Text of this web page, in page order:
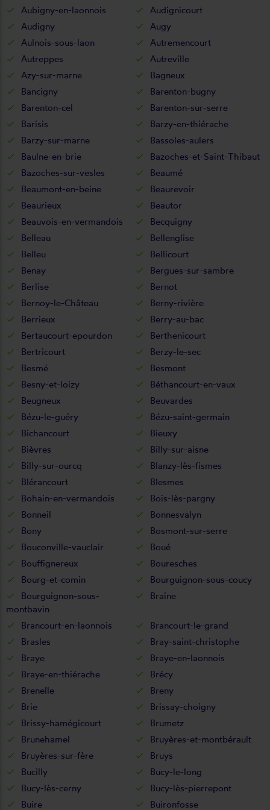
Aubigny-en-laonnois
Audignicourt
Audigny
Augy
Aulnois-sous-laon
Autremencourt
Autreppes
Autreville
Azy-sur-marne
Bagneux
Bancigny
Barenton-bugny
Barenton-cel
Barenton-sur-serre
Barisis
Barzy-en-thiérache
Barzy-sur-marne
Bassoles-aulers
Baulne-en-brie
Bazoches-et-Saint-Thibaut
Bazoches-sur-vesles
Beaumé
Beaumont-en-beine
Beaurevoir
Beaurieux
Beautor
Beauvois-en-vermandois
Becquigny
Belleau
Bellenglise
Belleu
Bellicourt
Benay
Bergues-sur-sambre
Berlise
Bernot
Bernoy-le-Château
Berny-rivière
Berrieux
Berry-au-bac
Bertaucourt-epourdon
Berthenicourt
Bertricourt
Berzy-le-sec
Besmé
Besmont
Besny-et-loizy
Béthancourt-en-vaux
Beugneux
Beuvardes
Bézu-le-guéry
Bézu-saint-germain
Bichancourt
Bieuxy
Bièvres
Billy-sur-aisne
Billy-sur-ourcq
Blanzy-lès-fismes
Blérancourt
Blesmes
Bohain-en-vermandois
Bois-lès-pargny
Bonneil
Bonnesvalyn
Bony
Bosmont-sur-serre
Bouconville-vauclair
Boué
Bouffignereux
Bouresches
Bourg-et-comin
Bourguignon-sous-coucy
Bourguignon-sous-
montbavin
Braine
Brancourt-en-laonnois
Brancourt-le-grand
Brasles
Bray-saint-christophe
Braye
Braye-en-laonnois
Braye-en-thiérache
Brécy
Brenelle
Breny
Brie
Brissay-choigny
Brissy-hamégicourt
Brumetz
Brunehamel
Bruyères-et-montbérault
Bruyères-sur-fère
Bruys
Bucilly
Bucy-le-long
Bucy-lès-cerny
Bucy-lès-pierrepont
Buire
Buironfosse